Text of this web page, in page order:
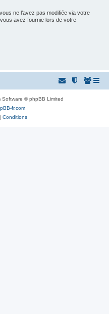
ne l’avez pas modifiée via votre
vous avez fournie lors de votre
Software © phpBB Limited
fr.com
| Conditions